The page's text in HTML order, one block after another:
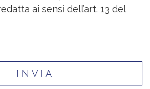
ai sensi dell’art. 13 del